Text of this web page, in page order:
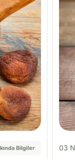
Bilgiler 03